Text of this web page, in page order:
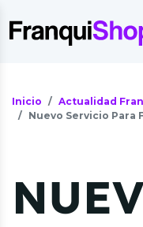
Inicio
Actualidad
Nuevo Servicio Para